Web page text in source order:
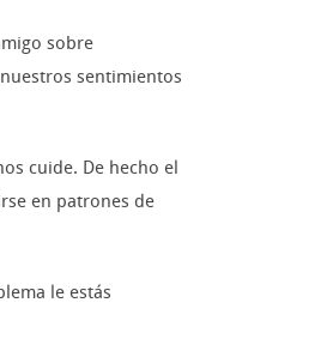
sobre
sentimientos
cuide. De hecho el
en patrones de
le estás